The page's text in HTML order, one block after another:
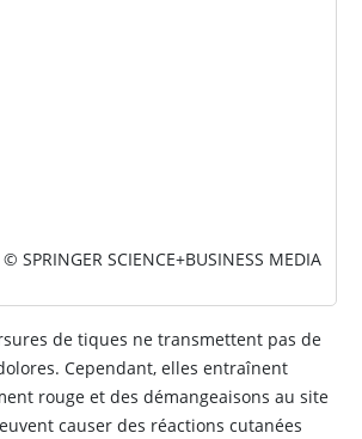
© SPRINGER SCIENCE+BUSINESS MEDIA
de tiques ne transmettent pas de
Cependant, elles entraînent
rouge et des démangeaisons au site
causer des réactions cutanées